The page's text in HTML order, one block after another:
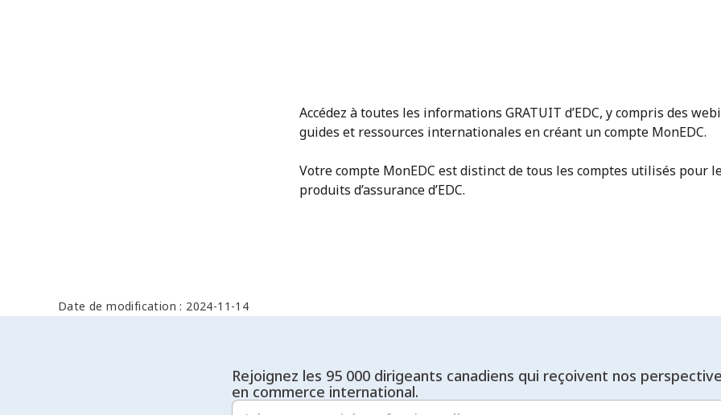
Accédez à toutes les informations GRATUIT d’EDC, y compris des
guides et ressources internationales en créant un compte MonEDC.
Votre compte MonEDC est distinct de tous les comptes utilisés pour
produits d’assurance d’EDC.
Date de modification : 2024-11-14
Rejoignez les 95 000 dirigeants canadiens qui reçoivent nos
en commerce international.